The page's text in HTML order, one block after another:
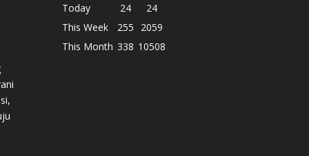
Today
24
24
This Week
255
2059
This Month 338 10508